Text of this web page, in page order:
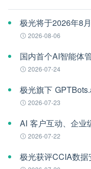
极光将于2026年8
2026-08-06
2026-07-24
2026-07-23
2026-07-22